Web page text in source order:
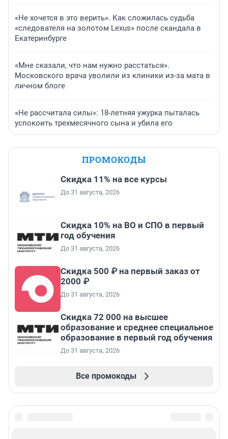
«Не хочется в это верить». Как сложилась судьба
«следователя на золотом Lexus» после скандала в
Екатеринбурге
«Мне сказали, что нам нужно расстаться».
Московского врача уволили из клиники из-за мата в
личном блоге
«Не рассчитала силы»: 18-летняя ужурка пыталась
успокоить трехмесячного сына и убила его
ПРОМОКОДЫ
Скидка 11% на все курсы
До 31 августа, 2026
Скидка 10% на ВО и СПО в первый
год обучения
До 31 августа, 2026
Скидка 500 ₽ на первый заказ от
2000 ₽
До 31 августа, 2026
Скидка 72 000 на высшее
образование и среднее специальное
образование в первый год обучения
До 31 августа, 2026
Все промокоды